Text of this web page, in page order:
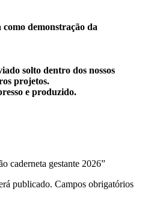
demonstração da
solto dentro dos nossos
projetos.
e produzido.
caderneta gestante 2026”
publicado. Campos obrigatórios